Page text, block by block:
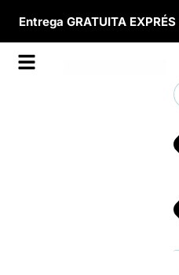
Entrega GRATUITA